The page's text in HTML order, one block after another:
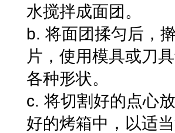
水搅拌成面团。
b. 将面团揉匀后，
片，使用模具或刀
各种形状。
c. 将切割好的点心
好的烤箱中，以适